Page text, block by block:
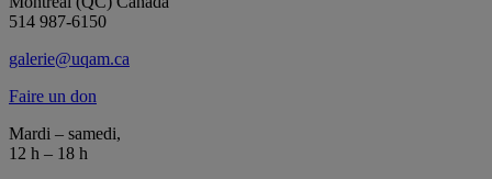
514 987-6150
galerie@uqam.ca
Faire un don
Mardi – samedi,
12 h – 18 h